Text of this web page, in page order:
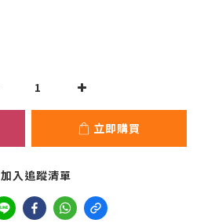
立即購買
加入追蹤清單